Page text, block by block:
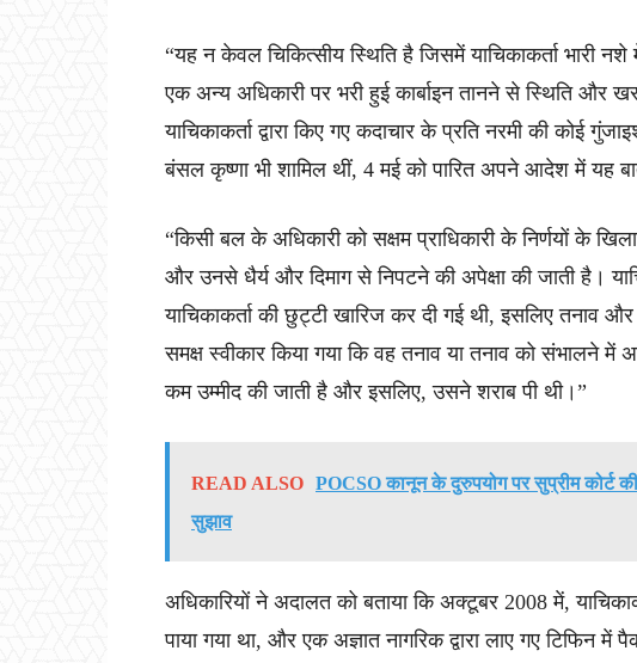
“यह न केवल चिकित्सीय स्थिति है जिसमें याचिकाकर्ता भारी नशे
एक अन्य अधिकारी पर भरी हुई कार्बाइन तानने से स्थिति और
याचिकाकर्ता द्वारा किए गए कदाचार के प्रति नरमी की कोई
बंसल कृष्णा भी शामिल थीं, 4 मई को पारित अपने आदेश में यह
“किसी बल के अधिकारी को सक्षम प्राधिकारी के निर्णयों के
और उनसे धैर्य और दिमाग से निपटने की अपेक्षा की जाती है।
याचिकाकर्ता की छुट्टी खारिज कर दी गई थी, इसलिए
समक्ष स्वीकार किया गया कि वह तनाव या तनाव को
कम उम्मीद की जाती है और इसलिए, उसने शराब पी थी।”
READ ALSO POCSO कानून के दुरुपयोग पर सुप्रीम कोर्ट
सुझाव
अधिकारियों ने अदालत को बताया कि अक्टूबर 2008 में,
पाया गया था, और एक अज्ञात नागरिक द्वारा लाए गए टिफिन